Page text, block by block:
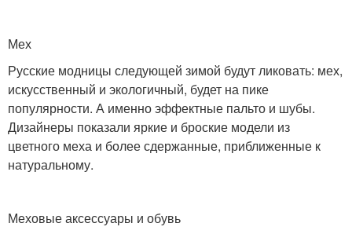
Мех
Русские модницы следующей зимой будут ликовать: мех,
искусственный и экологичный, будет на пике
популярности. А именно эффектные пальто и шубы.
Дизайнеры показали яркие и броские модели из
цветного меха и более сдержанные, приближенные к
натуральному.
Меховые аксессуары и обувь